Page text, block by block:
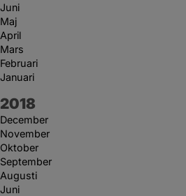
Juni
Maj
April
Mars
Februari
Januari
År:
2018
December
November
Oktober
September
Augusti
Juni